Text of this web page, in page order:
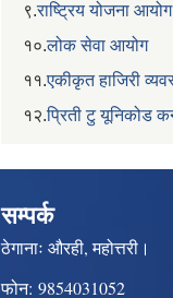
९.राष्ट्रिय योजना आयोग
१०.लोक सेवा आयोग
११.एकीकृत हाजिरी
१२.प्रिती टु यूनिकोड
सम्पर्क
ठेगानाः औरही, महोत्तरी।
फोन: 9854031052